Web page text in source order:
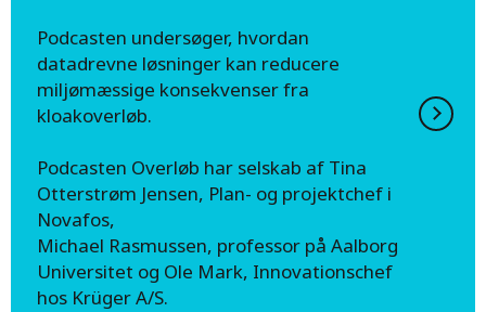
Podcasten undersøger, hvordan
datadrevne løsninger kan reducere
miljømæssige konsekvenser fra
kloakoverløb.
Podcasten Overløb har selskab af Tina
Otterstrøm Jensen, Plan- og projektchef i
Novafos,
Michael Rasmussen, professor på Aalborg
Universitet og Ole Mark, Innovationschef
hos Krüger A/S.